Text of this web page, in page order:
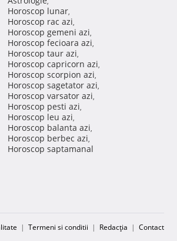
Horoscop lunar,
Horoscop rac azi,
Horoscop gemeni azi,
Horoscop fecioara azi,
Horoscop taur azi,
Horoscop capricorn azi,
Horoscop scorpion azi,
Horoscop sagetator azi,
Horoscop varsator azi,
Horoscop pesti azi,
Horoscop leu azi,
Horoscop balanta azi,
Horoscop berbec azi,
Horoscop saptamanal
| Termeni si conditii | Redacţia | Contact